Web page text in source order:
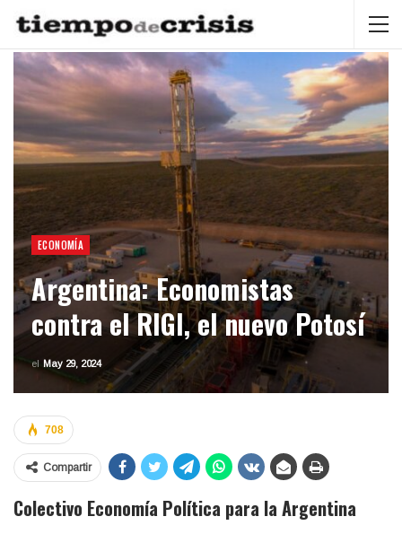
ECONOMÍA
Argentina: Economistas
contra el RIGI, el nuevo Potosí
el May 29, 2024
708
Compartir
Colectivo Economía Política para la Argentina